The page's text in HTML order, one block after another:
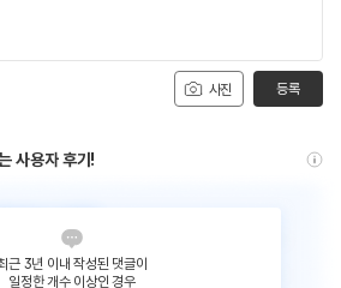
사진 등록
사용자 후기!
근 3년 이내 작성된 댓글이
일정한 개수 이상인 경우